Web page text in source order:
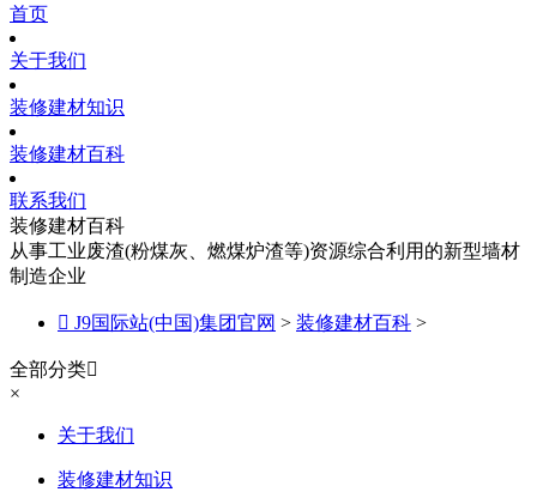
首页
关于我们
装修建材知识
装修建材百科
联系我们
装修建材百科
从事工业废渣(粉煤灰、燃煤炉渣等)资源综合利用的新型墙材
制造企业
 J9国际站(中国)集团官网 > 装修建材百科 >
全部分类
×
关于我们
装修建材知识